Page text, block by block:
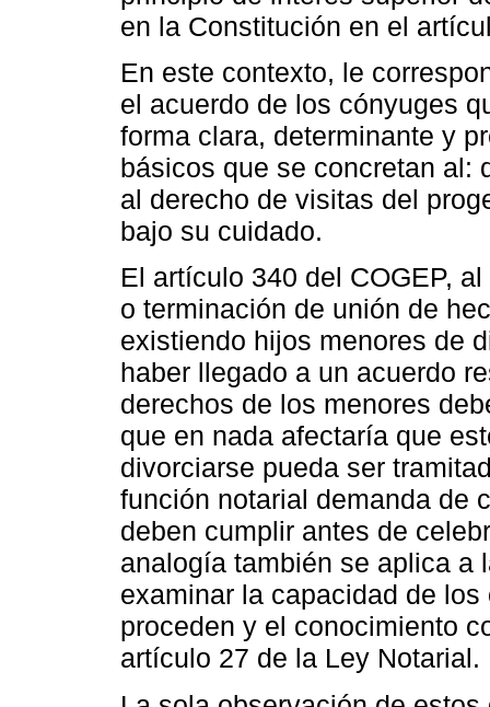
en la Constitución en el
En este contexto, le
el acuerdo de los cónyuges
forma clara, determinante y
básicos que se concretan al:
al derecho de visitas del
bajo su cuidado.
El artículo 340 del COGEP,
o terminación de unión de
existiendo hijos menores de
haber llegado a un acuerdo
derechos de los menores
que en nada afectaría que
divorciarse pueda ser
función notarial demanda de
deben cumplir antes de
analogía también se aplica a
examinar la capacidad de
proceden y el conocimiento
artículo 27 de la Ley Notarial.